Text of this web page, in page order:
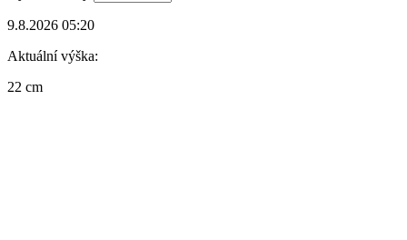
9.8.2026 05:20
Aktuální výška:
22 cm